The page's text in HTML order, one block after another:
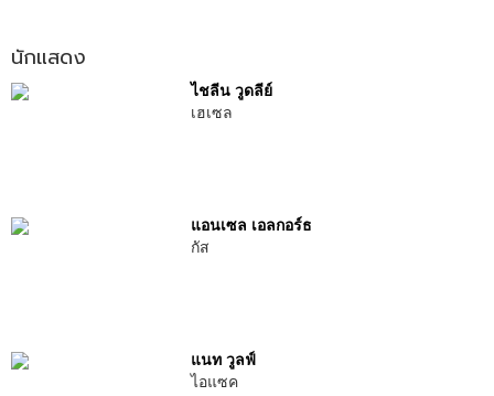
นักแสดง
ไชลีน วูดลีย์
เฮเซล
แอนเซล เอลกอร์ธ
กัส
แนท วูลฟ์
ไอแซค